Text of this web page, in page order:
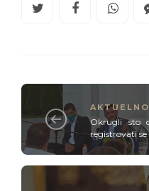
Okrugli sto
registrovati